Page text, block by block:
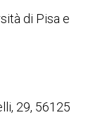
di Pisa e
29, 56125